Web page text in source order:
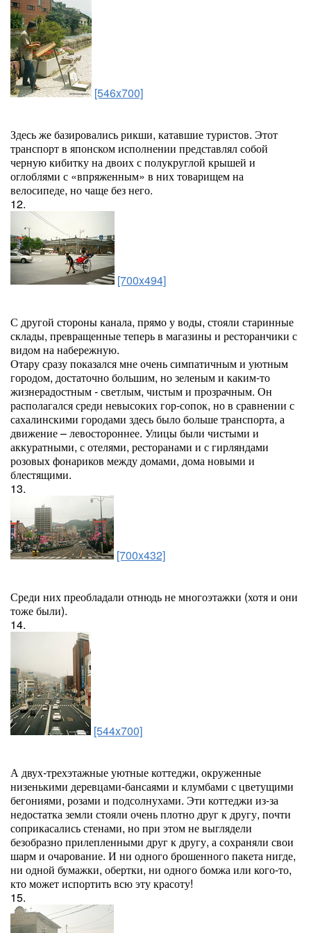
[546x700]
Здесь же базировались рикши, катавшие туристов. Этот
транспорт в японском исполнении представлял собой
черную кибитку на двоих с полукруглой крышей и
оглоблями с «впряженным» в них товарищем на
велосипеде, но чаще без него.
12.
[700x494]
С другой стороны канала, прямо у воды, стояли старинные
склады, превращенные теперь в магазины и ресторанчики с
видом на набережную.
Отару сразу показался мне очень симпатичным и уютным
городом, достаточно большим, но зеленым и каким-то
жизнерадостным - светлым, чистым и прозрачным. Он
располагался среди невысоких гор-сопок, но в сравнении с
сахалинскими городами здесь было больше транспорта, а
движение – левостороннее. Улицы были чистыми и
аккуратными, с отелями, ресторанами и с гирляндами
розовых фонариков между домами, дома новыми и
блестящими.
13.
[700x432]
Среди них преобладали отнюдь не многоэтажки (хотя и они
тоже были).
14.
[544x700]
А двух-трехэтажные уютные коттеджи, окруженные
низенькими деревцами-бансаями и клумбами с цветущими
бегониями, розами и подсолнухами. Эти коттеджи из-за
недостатка земли стояли очень плотно друг к другу, почти
соприкасались стенами, но при этом не выглядели
безобразно прилепленными друг к другу, а сохраняли свои
шарм и очарование. И ни одного брошенного пакета нигде,
ни одной бумажки, обертки, ни одного бомжа или кого-то,
кто может испортить всю эту красоту!
15.